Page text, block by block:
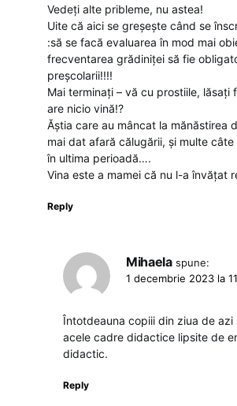
Vedeți alte pribleme, nu astea!
Uite că aici se greșește când se
:să se facă evaluarea în mod mai
frecventarea grădiniței să fie
preșcolarii!!!!
Mai terminați – vă cu prostiile, lăsați
are nicio vină!?
Ăștia care au mâncat la mănăstirea
mai dat afară călugării, și multe
în ultima perioadă….
Vina este a mamei că nu l-a învățat
Reply
Mihaela spune:
1 decembrie 2023 la
Întotdeauna copiii din ziua de azi
acele cadre didactice lipsite de
didactic.
Reply